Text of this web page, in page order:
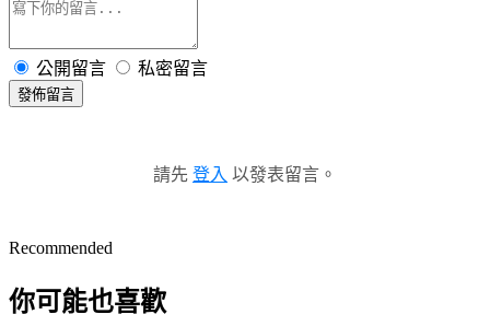
公開留言 私密留言
發佈留言
請先 登入 以發表留言。
Recommended
你可能也喜歡